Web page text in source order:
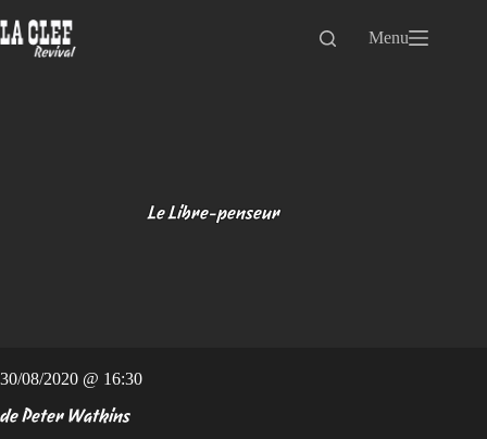
au
contenu
Menu
Le Libre-penseur
30/08/2020 @ 16:30
de Peter Watkins